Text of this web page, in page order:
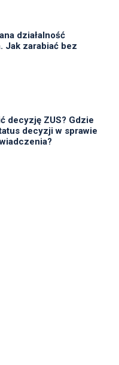
działalność
Jak zarabiać bez
decyzję ZUS? Gdzie
decyzji w sprawie